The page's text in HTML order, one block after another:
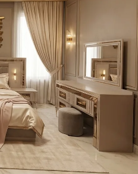
Dormitor
DORMITOR JUMEIRAH
20,470.00 lei
ADAUGĂ ÎN COȘ